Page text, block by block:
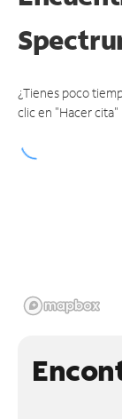
¿Tienes poco
clic en "Hacer